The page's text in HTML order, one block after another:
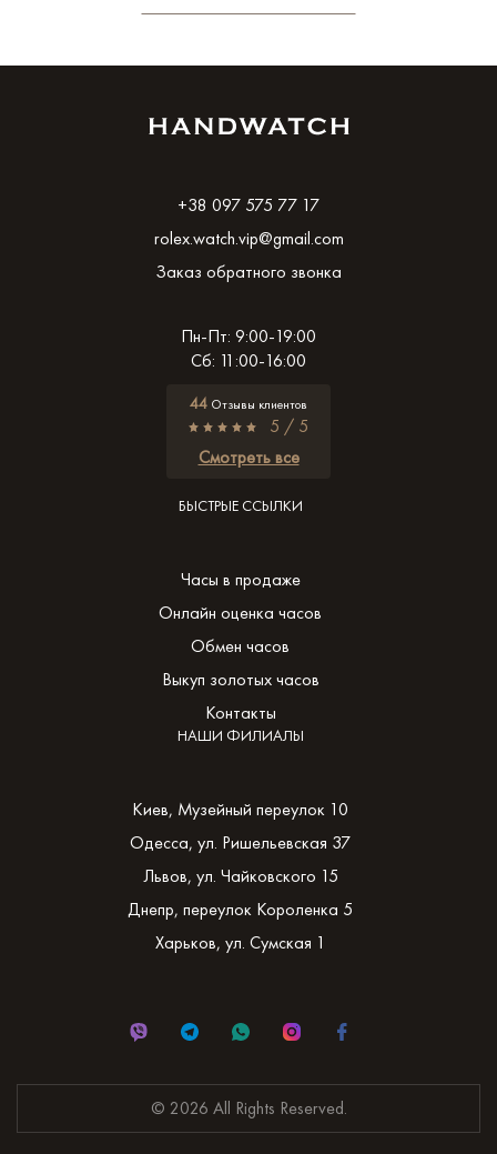
+38 097 575 77 17
rolex.watch.vip@gmail.com
Заказ обратного звонка
Пн-Пт: 9:00-19:00
Сб: 11:00-16:00
44 Отзывы клиентов
5 / 5
Смотреть все
БЫСТРЫЕ ССЫЛКИ
Часы в продаже
Онлайн оценка часов
Обмен часов
Выкуп золотых часов
Контакты
НАШИ ФИЛИАЛЫ
Киев, Музейный переулок 10
Одесса, ул. Ришельевская 37
Львов, ул. Чайковского 15
Днепр, переулок Короленка 5
Харьков, ул. Сумская 1
© 2026 All Rights Reserved.